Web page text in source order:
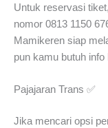
Untuk reservasi
nomor 0813 1150
Mamikeren siap
pun kamu butuh info
Pajajaran Trans ✅
Jika mencari opsi